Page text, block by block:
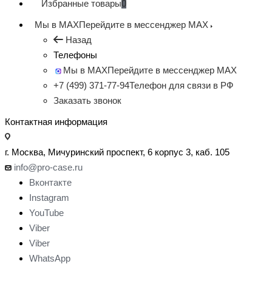
Избранные товары0
Мы в MAXПерейдите в мессенджер MAX
Назад
Телефоны
Мы в MAXПерейдите в мессенджер MAX
+7 (499) 371-77-94Телефон для связи в РФ
Заказать звонок
Контактная информация
г. Москва, Мичуринский проспект, 6 корпус 3, каб. 105
info@pro-case.ru
Вконтакте
Instagram
YouTube
Viber
Viber
WhatsApp